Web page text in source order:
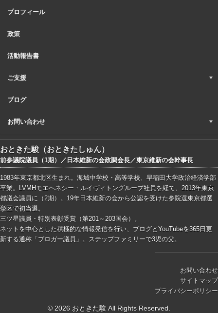
プロフィール
政策
活動報告書
ご支援
ブログ
お問い合わせ
おときた駿（おときたしゅん）
前参議院議員（1期）／日本維新の会政調会長／東京維新の会幹事長
1983年東京都北区生まれ。海城中学校・高等学校、早稲田大学政治経済学部
卒業。LVMHモエヘネシー・ルイヴィトングループ社員を経て、2013年東京
都議会議員に（2期）。19年日本維新の会から公認を受けた参院選東京都選
挙区で初当選。
三ツ星議員・特別表彰受賞（第201～203国会）。
ネットを中心とした積極的な情報発信を行い、ブログとYouTubeを365日更
新する通称「ブロガー議員」。ステップファミリーで3児の父。
お問い合わせ
サイトマップ
プライバシーポリシー
© 2026 おときた駿 All Rights Reserved.